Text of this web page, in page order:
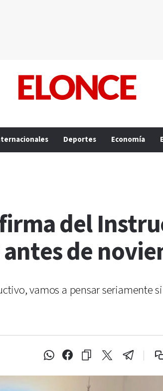
Deportes Economía
del
de
vamos a pensar seriamente